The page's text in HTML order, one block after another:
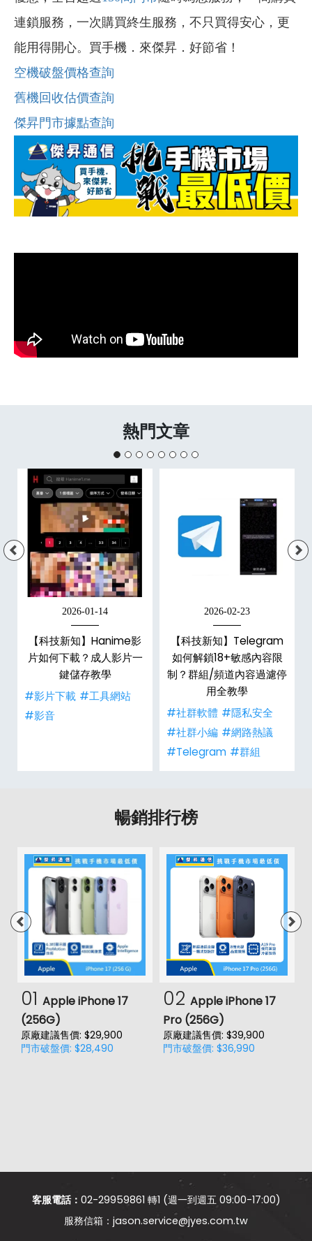
連鎖服務，一次購買終生服務，不只買得安心，更
能用得開心。買手機．來傑昇．好節省！
空機破盤價格查詢
舊機回收估價查詢
傑昇門市據點查詢
熱門文章
2026-01-14
【科技新知】Hanime影
片如何下載？成人影片一
鍵儲存教學
#影片下載 #工具網站
#影音
2026-02-23
【科技新知】Telegram
如何解鎖18+敏感內容限
制？群組/頻道內容過濾停
用全教學
#社群軟體 #隱私安全
#社群小編 #網路熱議
#Telegram #群組
暢銷排行榜
01 Apple iPhone 17
(256G)
原廠建議售價: $29,900
門市破盤價: $28,490
02 Apple iPhone 17
Pro (256G)
原廠建議售價: $39,900
門市破盤價: $36,990
客服電話： 02-29959861 轉1 (週一到週五 09:00-17:00)
jason.service@jyes.com.tw